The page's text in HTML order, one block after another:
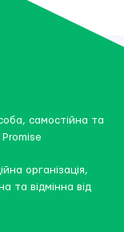
самостійна та
організація,
та відмінна від